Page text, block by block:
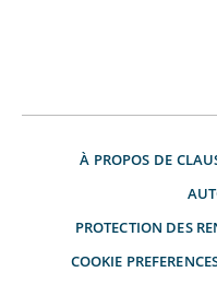
À PROPOS DE
PROTECTION DES
COOKIE